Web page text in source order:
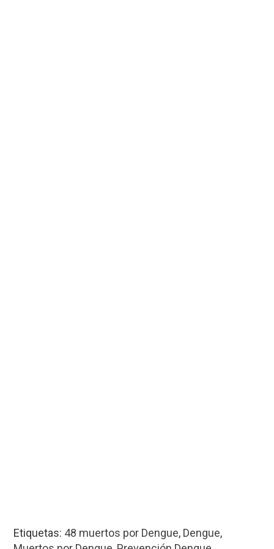
Etiquetas: 48 muertos por Dengue, Dengue,